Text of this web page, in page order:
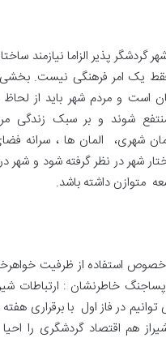
گردشگر پذیر الزاما نیازمند
یک امر فرهنگی نیست.
است و مردم شهر باید از لحاظ
شوند و بر سبک زندگی
شهری، المان ها ، سرانه
شهر در نظر گرفته شود و شهر
متوازن داشته باشد.
استفاده از ظرفیت
خاطرنشان : ارتباطات
در فاز اول با برقراری
هم اقتصاد گردشگری را